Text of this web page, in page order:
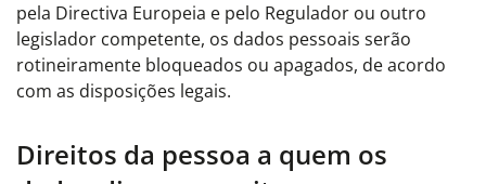
pela Directiva Europeia e pelo Regulador ou outro
legislador competente, os dados pessoais serão
rotineiramente bloqueados ou apagados, de acordo
com as disposições legais.
Direitos da pessoa a quem os